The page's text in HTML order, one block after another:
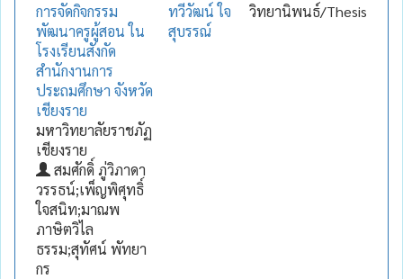
การจัดกิจกรรม
พัฒนาครูผู้สอน ใน
โรงเรียนสังกัด
สำนักงานการ
ประถมศึกษา จังหวัด
เชียงราย
มหาวิทยาลัยราชภัฏ
เชียงราย
สมศักดิ์ ภู่วิภาดา
วรรธน์;เพ็ญพิศุทธิ์
ใจสนิท;มาณพ
ภาษิตวิไล
ธรรม;สุทัศน์ พัทยา
กร
ทวีวัฒน์ ใจ
สุบรรณ์
วิทยานิพนธ์/Thesis